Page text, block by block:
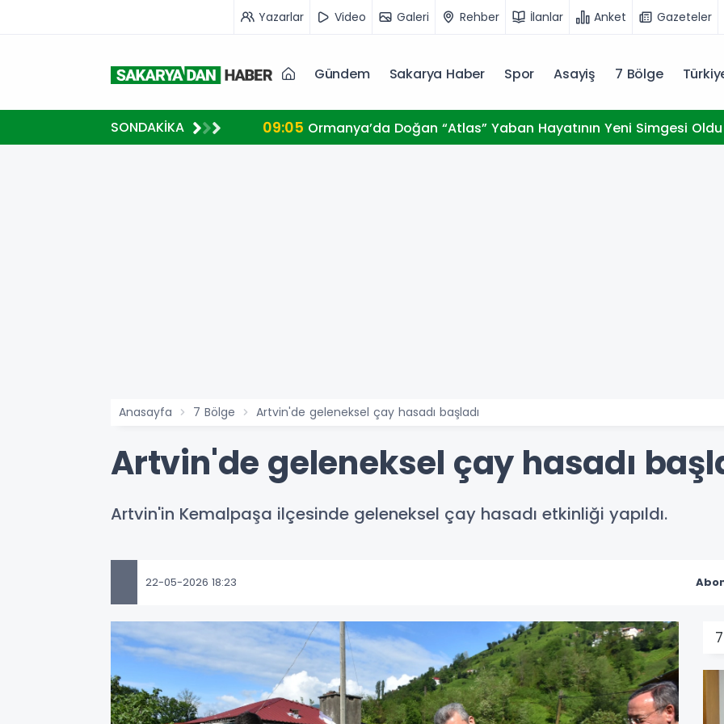
Yazarlar Video Galeri Rehber İlanlar Anket Gazeteler
Gündem Sakarya Haber Spor Asayiş 7 Bölge
SONDAKİKA 09:05 Ormanya’da Doğan “Atlas” Yaban Hayatının Yeni Simgesi Oldu
Anasayfa 7 Bölge Artvin'de geleneksel çay hasadı başladı
Artvin'de geleneksel çay hasadı
Artvin'in Kemalpaşa ilçesinde geleneksel çay hasadı etkinliği yapıldı.
22-05-2026 18:23